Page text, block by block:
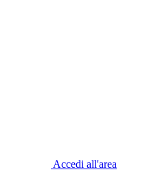
Accedi all'area